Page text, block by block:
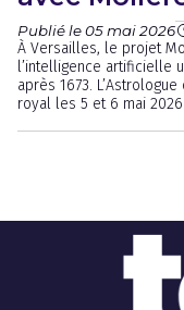
Publié le 05 mai 2026
À Versailles, le projet
l’intelligence artificielle
après 1673.
royal les 5 et 6 mai 2026.